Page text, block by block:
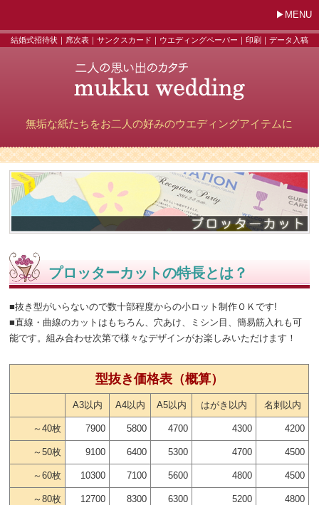
MENU
結婚式招待状｜席次表｜サンクスカード｜ウエディングペーパー｜印刷｜データ入稿
無垢な紙たちをお二人の好みのウエディングアイテムに
プロッターカットの特長とは？
■抜き型がいらないので数十部程度からの小ロット制作ＯＫです!
■直線・曲線のカットはもちろん、穴あけ、ミシン目、簡易筋入れも可
能です。組み合わせ次第で様々なデザインがお楽しみいただけます！
型抜き価格表（概算）
A3以内 A4以内 A5以内 はがき以内 名刺以内
～40枚 7900 5800 4700 4300 4200
～50枚 9100 6400 5300 4700 4500
～60枚 10300 7100 5600 4800 4500
～80枚 12700 8300 6300 5200 4800